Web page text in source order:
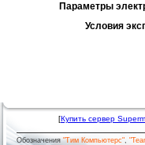
Параметры
Условия
[Купить сервер
Обозначения"Тим Компьютерс",